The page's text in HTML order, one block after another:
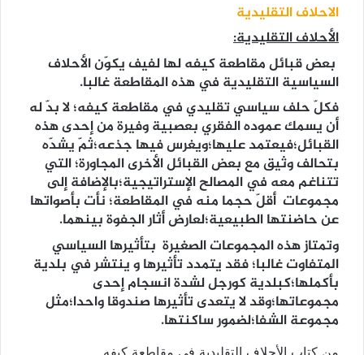
الاحلاف التقليدية
الأحلاف التقليدية:
بعض قبائل مقاطعة كيفه لها لفيف يكوّن الأحلاف
السياسية التقليدية في هذه المقاطعة غالبا.
فكلّ حلف سياسي تقليدي في مقاطعة كيفه؛ لا بدّ له
أن يسمك عموده الفقري بعصبية وفيرة من إحدى هذه
القبائل؛فيعتمد عليها؛ويغرس فيها جذعه؛ثمّ يشدّه
بتحالف وثيق مع بعض القبائل الأخرى المجاورة؛ التي
تتناغم معه في المصالح الإستراتيجية؛بالإضافة إلى
مجموعات أقلّ حجما منه في المقاطعة؛ نأت بأصواتها
عن حاضنتها الطبيعية؛لعارض أثار الجفوة بينهما.
وتمتاز هذه المجموعات الصغيرة بتأثيرها السياسي
المتفاوت غالبا؛ فقد يتمدد تأثيرها و ينتشر في بلدية
بأكملها؛كبلدية كورجل لشدة انسجام إحدى
مجموعاتها؛وقد لا يتعدى تأثيرها صندوقا واحدا؛مثل
مجموعة الشفا؛لضمور ساكنتها.